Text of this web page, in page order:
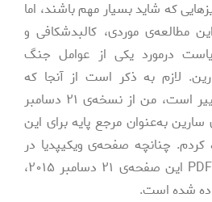
که شاید بسیار مهم باشند، اما
مطالعه‌­ی موردی، کالبدشکافی و
درمورد یکی از عوامل جنگ
لازم به ذکر است از آنجا که
ویکیپدیا مدام درحال تغییر است، من از نسخه­‌ی ۲۱ دسامبر
سارین به‌عنوان مرجع پایه برای این
کردم. چنانچه صفحه‌­ی ویکیپدیا در
آینده تغییری پیدا کرد، PDF این صفحه­‌ی ۲۱ دسامبر ۲۰۱۵،
شده است.